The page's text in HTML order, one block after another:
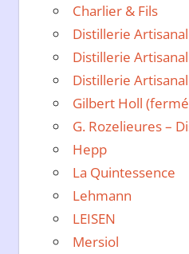
Charlier & Fils
Distillerie
Distillerie
Distillerie
Gilbert Holl
G. Rozelieures –
Hepp
La Quintessence
Lehmann
LEISEN
Mersiol